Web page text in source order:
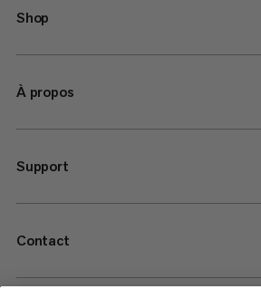
Shop
À propos
Support
Contact